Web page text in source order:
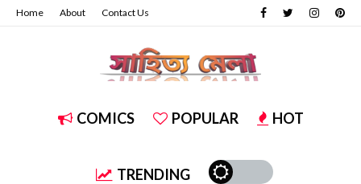
Home About Contact Us
COMICS POPULAR HOT
TRENDING